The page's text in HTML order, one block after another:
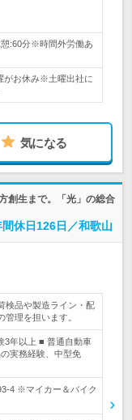
:60分※時間外労働あ
がお休み※土曜出社に
気になる
創生まで。「光」の総合
休日126日／和歌山
検品や製造ライン・配
理を担います。
3年以上 ■ 普通自動車
実務経験、中型免
4 ※マイカー＆バイク